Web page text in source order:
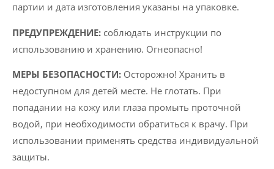
партии и дата изготовления указаны на упаковке.
ПРЕДУПРЕЖДЕНИЕ: соблюдать инструкции по
использованию и хранению. Огнеопасно!
МЕРЫ БЕЗОПАСНОСТИ: Осторожно! Хранить в
недоступном для детей месте. Не глотать. При
попадании на кожу или глаза промыть проточной
водой, при необходимости обратиться к врачу. При
использовании применять средства индивидуальной
защиты.